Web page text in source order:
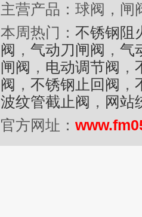
主营产品：球阀，闸
本周热门： 不锈钢阻
阀 ， 气动刀闸阀 ， 气
闸阀 ， 电动调节阀 ，
阀 ， 不锈钢止回阀 ，
波纹管截止阀 ， 网站
官方网址：